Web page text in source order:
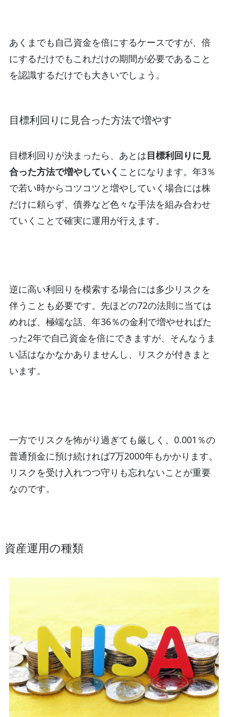
あくまでも自己資金を倍にするケースですが、倍
にするだけでもこれだけの期間が必要であること
を認識するだけでも大きいでしょう。
目標利回りに見合った方法で増やす
目標利回りが決まったら、あとは目標利回りに見
合った方法で増やしていく ことになります。年3％
で若い時からコツコツと増やしていく場合には株
だけに頼らず、債券など色々な手法を組み合わせ
ていくことで確実に運用が行えます。
逆に高い利回りを模索する場合には多少リスクを
伴うことも必要です。先ほどの72の法則に当ては
めれば、極端な話、年36％の金利で増やせればた
った2年で自己資金を倍にできますが、そんなうま
い話はなかなかありませんし、リスクが付きまと
います。
一方でリスクを怖がり過ぎても厳しく、0.001％の
普通預金に預け続ければ7万2000年もかかります。
リスクを受け入れつつ守りも忘れないことが重要
なのです。
資産運用の種類